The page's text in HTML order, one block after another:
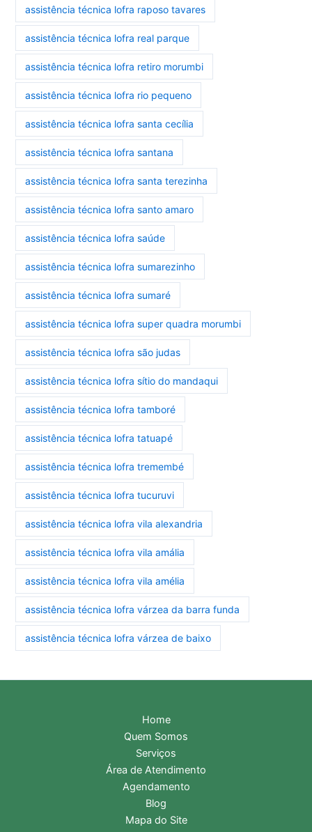
assistência técnica lofra raposo tavares
assistência técnica lofra real parque
assistência técnica lofra retiro morumbi
assistência técnica lofra rio pequeno
assistência técnica lofra santa cecília
assistência técnica lofra santana
assistência técnica lofra santa terezinha
assistência técnica lofra santo amaro
assistência técnica lofra saúde
assistência técnica lofra sumarezinho
assistência técnica lofra sumaré
assistência técnica lofra super quadra morumbi
assistência técnica lofra são judas
assistência técnica lofra sítio do mandaqui
assistência técnica lofra tamboré
assistência técnica lofra tatuapé
assistência técnica lofra tremembé
assistência técnica lofra tucuruvi
assistência técnica lofra vila alexandria
assistência técnica lofra vila amália
assistência técnica lofra vila amélia
assistência técnica lofra várzea da barra funda
assistência técnica lofra várzea de baixo
Home
Quem Somos
Serviços
Área de Atendimento
Agendamento
Blog
Mapa do Site